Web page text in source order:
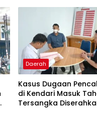
Daerah
Kasus Dugaan
di Kendari Masuk
Tersangka